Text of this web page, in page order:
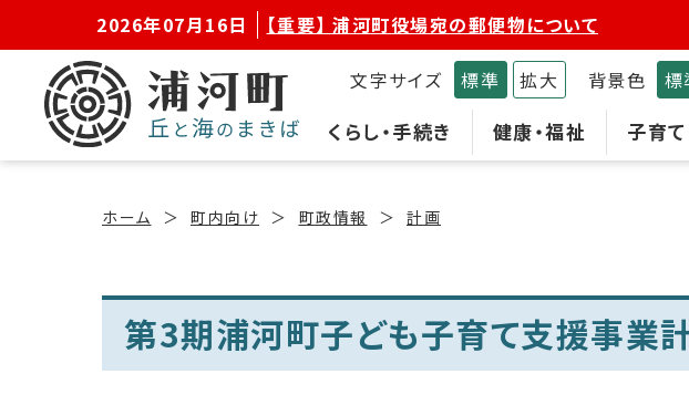
2026年07月16日 【重要】 浦河町役場宛の郵便物について
くらし・手続き 健康・福祉 子育て
文字サイズ 標準 拡大 背景色 標
ホーム 町内向け 町政情報 計画
第3期浦河町子ども子育て支援事業